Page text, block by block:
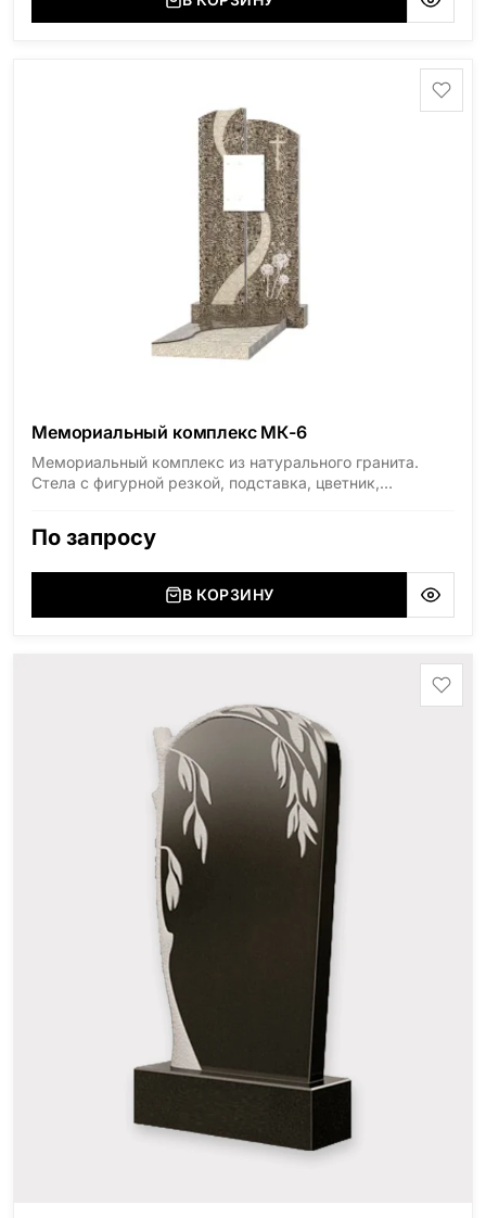
Мемориальный комплекс МК-6
Мемориальный комплекс из натурального гранита.
Стела с фигурной резкой, подставка, цветник,
По запросу
В КОРЗИНУ